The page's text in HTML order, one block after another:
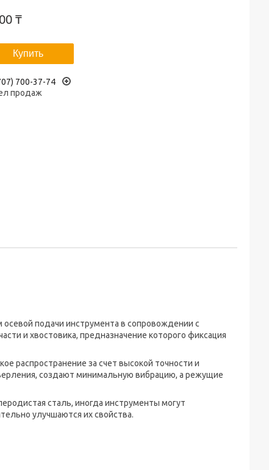
₸
Купить
700-37-74
продаж
подачи инструмента в сопровождении с
и хвостовика, предназначение которого фиксация
распространение за счет высокой точности и
создают минимальную вибрацию, а режущие
сталь, иногда инструменты могут
улучшаются их свойства.